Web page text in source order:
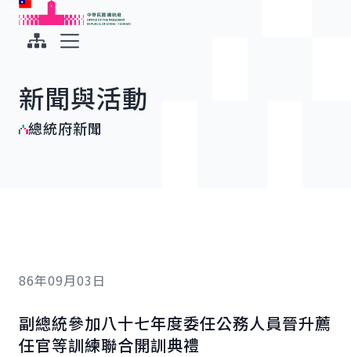
跳到主要內容
中華民國總統府
新聞與活動
總統府新聞
86年09月03日
副總統參加八十七年度委任公務人員晉升薦
任官等訓練聯合開訓典禮